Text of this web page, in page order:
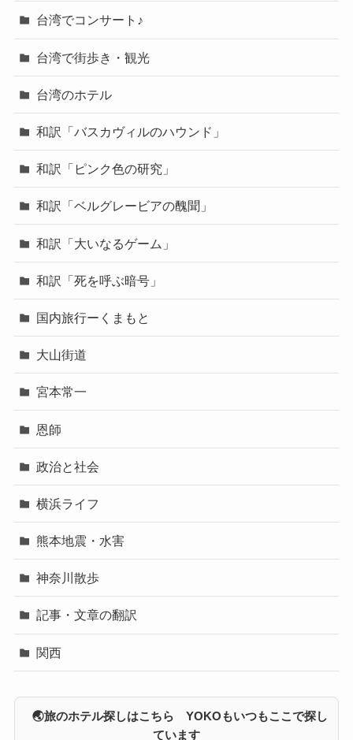
台湾でコンサート♪
台湾で街歩き・観光
台湾のホテル
和訳「バスカヴィルのハウンド」
和訳「ピンク色の研究」
和訳「ベルグレービアの醜聞」
和訳「大いなるゲーム」
和訳「死を呼ぶ暗号」
国内旅行ーくまもと
大山街道
宮本常一
恩師
政治と社会
横浜ライフ
熊本地震・水害
神奈川散歩
記事・文章の翻訳
関西
🌏旅のホテル探しはこちら YOKOもいつもここで探し
ています